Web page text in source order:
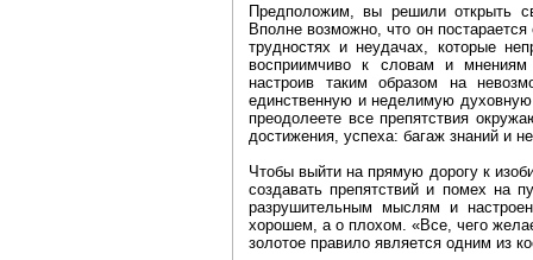
Предположим, вы решили открыть
Вполне возможно, что он постарается
трудностях и неудачах, которые
восприимчиво к словам и мнениям
настроив таким образом на
единственную и неделимую
преодолеете все препятствия
достижения, успеха: багаж знаний и
Чтобы выйти на прямую дорогу к
создавать препятствий и помех на
разрушительным мыслям и
хорошем, а о плохом. «Все, чего
золотое правило является одним из